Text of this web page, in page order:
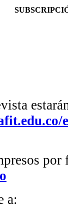
por
a: